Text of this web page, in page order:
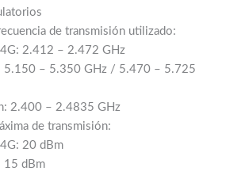
de transmisión utilizado:
2.412 – 2.472 GHz
5.150 – 5.350 GHz / 5.470 – 5.725
2.400 – 2.4835 GHz
de transmisión:
20 dBm
15 dBm